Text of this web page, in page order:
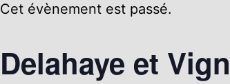
Cet évènement est passé.
Delahaye et